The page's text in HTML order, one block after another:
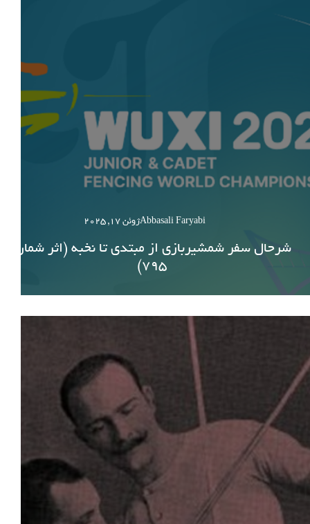
Abbasali Faryabiژوئن 17, 2025
شرحال سفر شمشیربازی از مبتدی تا نخبه (اثر شماره
795)